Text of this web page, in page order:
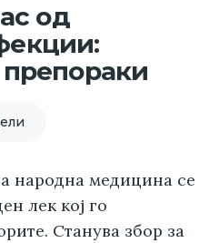
од
народна медицина се
лек кој го
Станува збор за